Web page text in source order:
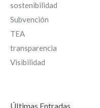
sostenibilidad
Subvención
TEA
transparencia
Visibilidad
ÚItimas Entradas